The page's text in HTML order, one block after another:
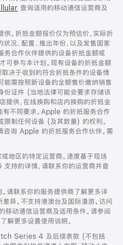
查询适用的移动通信运营商及
。折抵金额报价仅为预估价，实际折
况、配置、推出年份，以及发售国家
务合作伙伴提供的设备折抵金额或
参与本计划。现有设备的折抵金额
决于收到的符合折抵条件的设备情
能需按照新设备的全额售价缴纳销售
份证件 (当地法律可能会要求存储该
供，在线换购和店内换购的折抵金
不同要求。Apple 的折抵服务合作
限制任何设备 (及其数量) 的权利。
咨询 Apple 的折抵服务合作伙伴。需
地区的特定运营商。速度基于现场
持的详情，请联系你的运营商并查
请联系你的服务提供商了解更多详
异。不支持港澳台及国际漫游。访问
移动通信运营商及适用条件。请参阅
(在
了解更多设置使用说明。
Series 4 及后续表款 (不包括